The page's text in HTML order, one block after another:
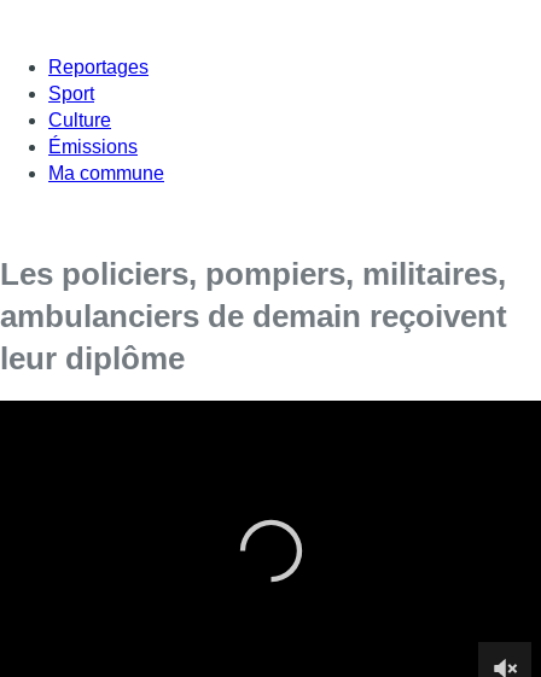
Reportages
Sport
Culture
Émissions
Ma commune
Les policiers, pompiers, militaires,
ambulanciers de demain reçoivent
leur diplôme